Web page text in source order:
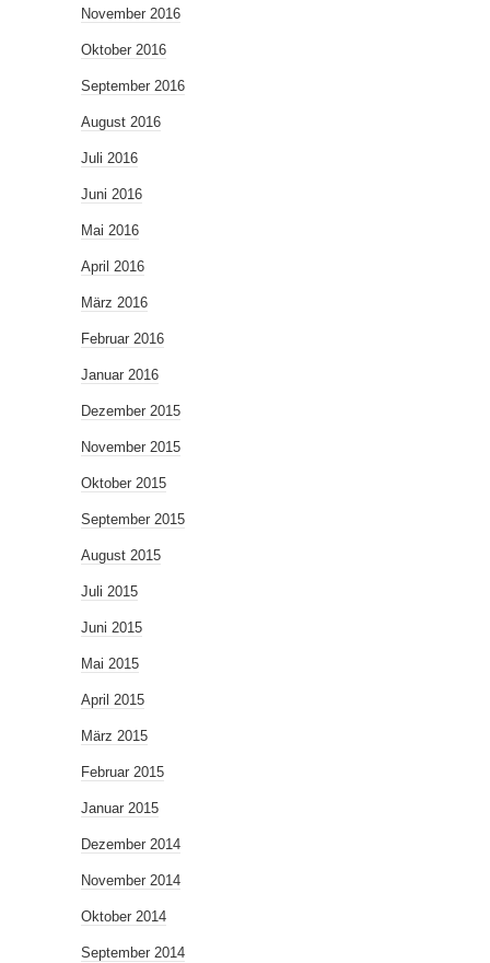
November 2016
Oktober 2016
September 2016
August 2016
Juli 2016
Juni 2016
Mai 2016
April 2016
März 2016
Februar 2016
Januar 2016
Dezember 2015
November 2015
Oktober 2015
September 2015
August 2015
Juli 2015
Juni 2015
Mai 2015
April 2015
März 2015
Februar 2015
Januar 2015
Dezember 2014
November 2014
Oktober 2014
September 2014